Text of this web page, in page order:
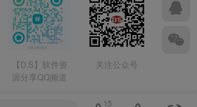
【D.S】软件资
源分享QQ频道
关注公众号
15